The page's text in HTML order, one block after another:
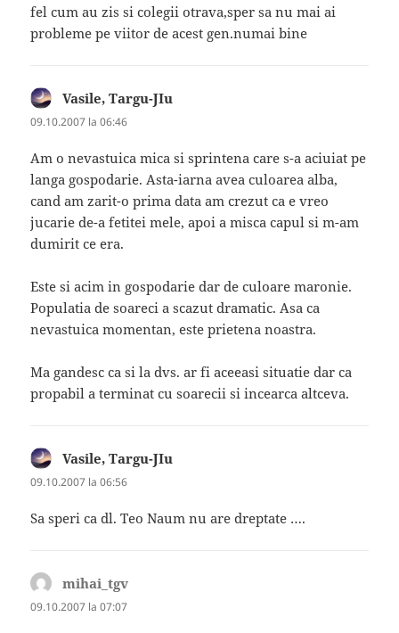
fel cum au zis si colegii otrava,sper sa nu mai ai
probleme pe viitor de acest gen.numai bine
Vasile, Targu-JIu
09.10.2007 la 06:46
Am o nevastuica mica si sprintena care s-a aciuiat pe
langa gospodarie. Asta-iarna avea culoarea alba,
cand am zarit-o prima data am crezut ca e vreo
jucarie de-a fetitei mele, apoi a misca capul si m-am
dumirit ce era.
Este si acim in gospodarie dar de culoare maronie.
Populatia de soareci a scazut dramatic. Asa ca
nevastuica momentan, este prietena noastra.
Ma gandesc ca si la dvs. ar fi aceeasi situatie dar ca
propabil a terminat cu soarecii si incearca altceva.
Vasile, Targu-JIu
09.10.2007 la 06:56
Sa speri ca dl. Teo Naum nu are dreptate ….
mihai_tgv
09.10.2007 la 07:07